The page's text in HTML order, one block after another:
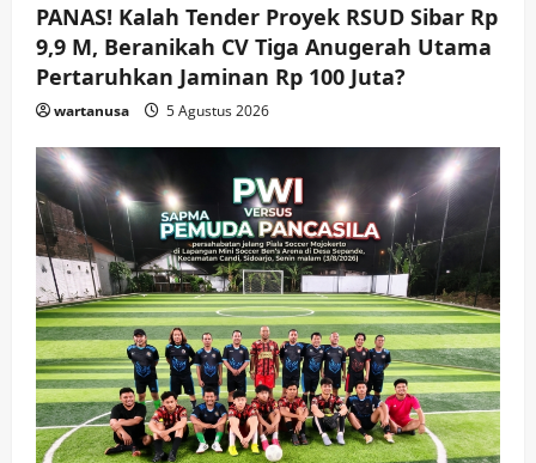
5
Keagamaan Pemerintahan
Hadir di Pengajian Qurrota A’yun,
Wabup Sidoarjo Minta Doa Jamaah
Agar Tetap Amanah Memimpin
wartanusa 4 Agustus 2026
PANAS! Kalah Tender Proyek RSUD Sibar Rp
9,9 M, Beranikah CV Tiga Anugerah Utama
Pertaruhkan Jaminan Rp 100 Juta?
wartanusa 5 Agustus 2026